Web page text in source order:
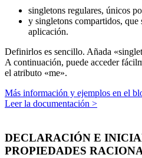
singletons regulares, únicos
y singletons compartidos, que
aplicación.
Definirlos es sencillo. Añada
A continuación, puede acceder
el atributo «me».
Más información y ejemplos en el
Leer la documentación >
DECLARACIÓN E
PROPIEDADES